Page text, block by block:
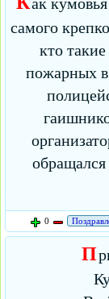
самого
кто
пожарных в
0
П